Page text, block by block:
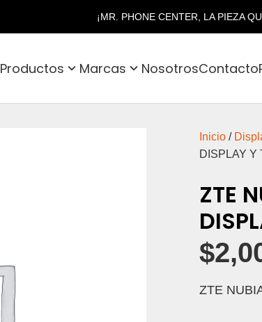
¡MR. PHONE CENTER, LA PIEZA
Productos Marcas NosotrosContacto
Inicio/
DISPLAY Y
ZTE
$
ZTE